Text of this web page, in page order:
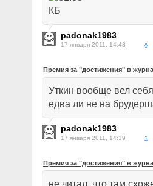
padonak1983
17 января 2011, 14:43
Премия за "достижения" в
Уткин вообще вел
едва ли не на
padonak1983
17 января 2011, 14:39
Премия за "достижения" в
не читал. что там